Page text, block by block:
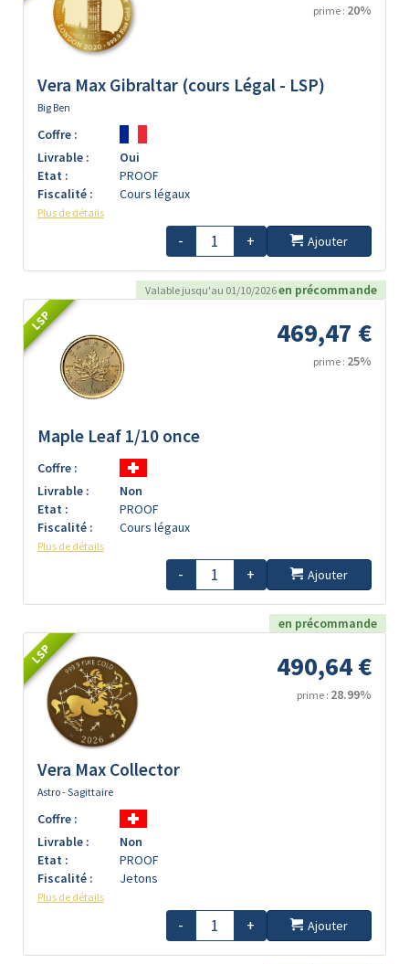
prime : 20%
Vera Max Gibraltar (cours Légal - LSP)
Big Ben
Coffre :
Livrable :
Oui
Etat :
PROOF
Fiscalité :
Cours légaux
Plus de détails
- + Ajouter
Valable jusqu'au 01/10/2026en précommande
LSP 469,47 €
prime : 25%
Maple Leaf 1/10 once
Coffre :
Livrable :
Non
Etat :
PROOF
Fiscalité :
Cours légaux
Plus de détails
- + Ajouter
en précommande
LSP 490,64 €
prime : 28.99%
Vera Max Collector
Astro - Sagittaire
Coffre :
Livrable :
Non
Etat :
PROOF
Fiscalité :
Jetons
Plus de détails
- + Ajouter